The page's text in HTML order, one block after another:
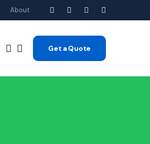
About
Get a Quote